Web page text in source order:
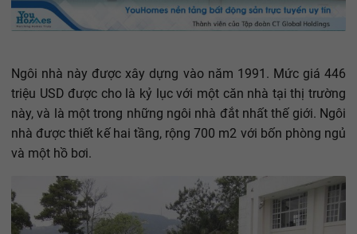
Ngôi nhà này được xây dựng vào năm 1991. Mức giá 446
triệu USD được cho là kỷ lục với một căn nhà tại thị trường
này, và là một trong những ngôi nhà đắt nhất thế giới. Ngôi
nhà được thiết kế hai tầng, rộng 700 m2 với bốn phòng ngủ
và một hồ bơi.